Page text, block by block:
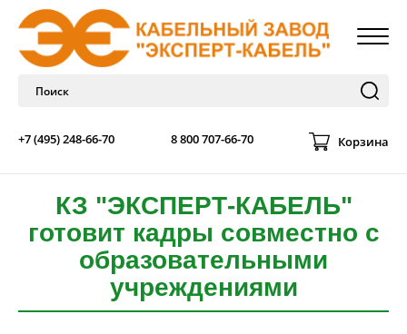
+7 (495) 248-66-70 8 800 707-66-70 Корзина
КЗ "ЭКСПЕРТ-КАБЕЛЬ"
готовит кадры совместно с
образовательными
учреждениями